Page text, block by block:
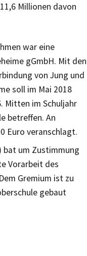
Millionen davon
war eine
gGmbH. Mit den
von Jung und
soll im Mai 2018
Mitten im Schuljahr
betreffen. An
Euro veranschlagt.
bat um Zustimmung
Vorarbeit des
Gremium ist zu
gebaut